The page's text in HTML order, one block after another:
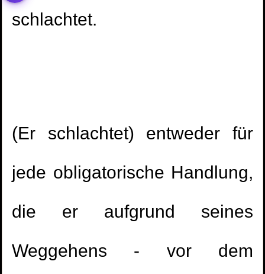
schlachtet.
(Er schlachtet) entweder für
jede obligatorische Handlung,
die er aufgrund seines
Weggehens - vor dem